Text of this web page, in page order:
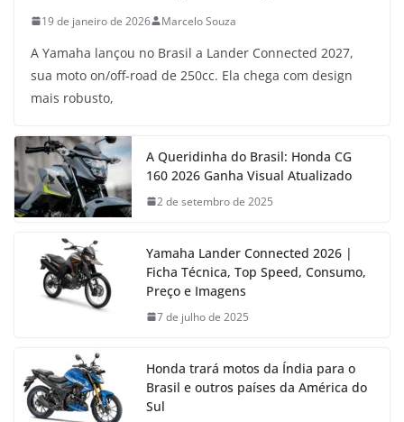
19 de janeiro de 2026 Marcelo Souza
A Yamaha lançou no Brasil a Lander Connected 2027,
sua moto on/off-road de 250cc. Ela chega com design
mais robusto,
A Queridinha do Brasil: Honda CG
160 2026 Ganha Visual Atualizado
2 de setembro de 2025
Yamaha Lander Connected 2026 |
Ficha Técnica, Top Speed, Consumo,
Preço e Imagens
7 de julho de 2025
Honda trará motos da Índia para o
Brasil e outros países da América do
Sul